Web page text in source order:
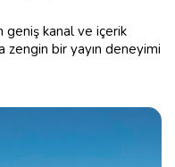
geniş kanal ve içerik
zengin bir yayın deneyimi